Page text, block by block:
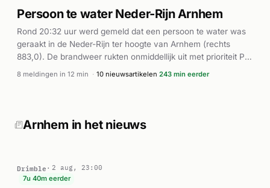
opgeroepen. De alarmeringen liepen tot circa 17:11 uur door,
wat duidt op voortdurende reddingsinspanningen. Verdere
details over de afloop zijn niet bekendgemaakt.
Persoon te water Neder-Rijn Arnhem
Rond 20:32 uur werd gemeld dat een persoon te water was
geraakt in de Neder-Rijn ter hoogte van Arnhem (rechts
883,0). De brandweer rukten onmiddellijk uit met prioriteit P1,
gelijktijdig met meerdere ambulanceteams. Binnen enkele
ambulance (07106) werd ingezet. De exacte afloop van het
incident en het medische condition van de persoon zijn niet
8 meldingen in 12 min · 10 nieuwsartikelen 243 min eerder
Arnhem in het nieuws
Drimble
2 aug, 23:00
7u 40m eerder